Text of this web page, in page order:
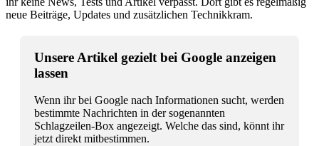
neue Beiträge, Updates und zusätzlichen Technikkram.
Unsere Artikel gezielt bei Google anzeigen
lassen
Wenn ihr bei Google nach Informationen sucht, werden
bestimmte Nachrichten in der sogenannten
Schlagzeilen-Box angezeigt. Welche das sind, könnt ihr
jetzt direkt mitbestimmen.